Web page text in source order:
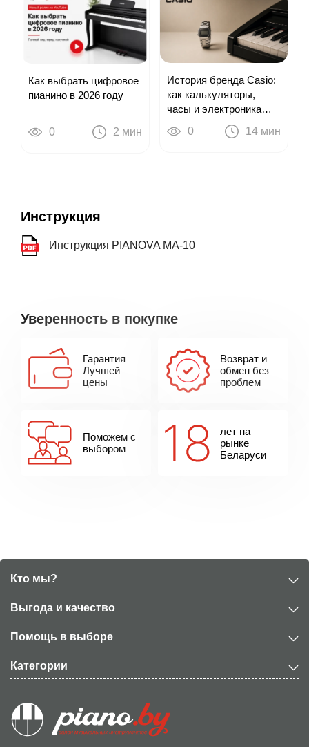
Как выбрать цифровое
пианино в 2026 году
0 2 мин
История бренда Casio:
как калькуляторы,
часы и электроника
привели к цифровым
пианино
0 14 мин
Инструкция
Инструкция PIANOVA MA-10
Уверенность в покупке
Гарантия
Лучшей
цены
Возврат и
обмен без
проблем
Поможем с
выбором
лет на
рынке
Беларуси
Кто мы?
Выгода и качество
Помощь в выборе
Категории